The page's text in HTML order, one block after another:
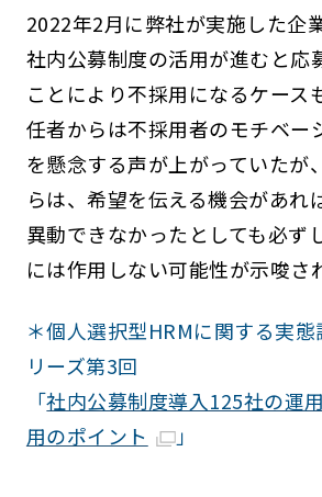
2022年2月に弊社が実施した企
社内公募制度の活用が進むと応
ことにより不採用になるケース
任者からは不採用者のモチベー
を懸念する声が上がっていたが
らは、希望を伝える機会があれ
異動できなかったとしても必ず
には作用しない可能性が示唆さ
＊個人選択型HRMに関する実
リーズ第3回
「社内公募制度導入125社の運
用のポイント
」